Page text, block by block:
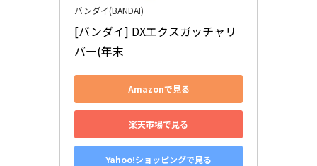
バンダイ(BANDAI)
[バンダイ] DXエクスガッチャリ
バー(年末
Amazonで見る
楽天市場で見る
Yahoo!ショッピングで見る